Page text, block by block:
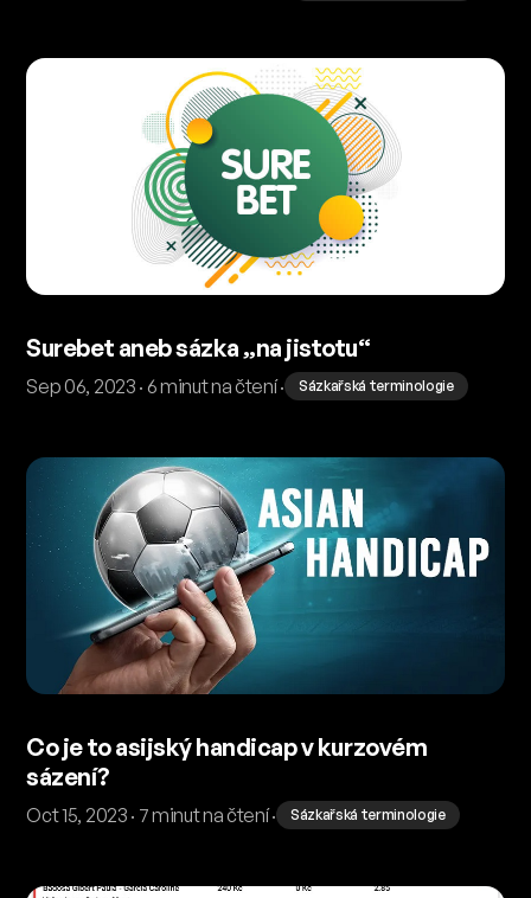
Surebet aneb sázka „na jistotu“
Sep 06, 2023 · 6 minut na čtení · Sázkařská terminologie
Co je to asijský handicap v kurzovém
sázení?
Oct 15, 2023 · 7 minut na čtení · Sázkařská terminologie